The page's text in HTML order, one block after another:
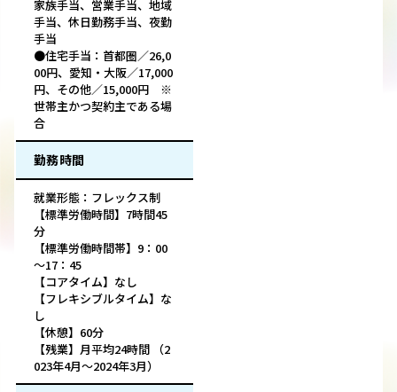
家族手当、営業手当、地域
手当、休日勤務手当、夜勤
手当
●住宅手当：首都圏／26,0
00円、愛知・大阪／17,000
円、その他／15,000円 ※
世帯主かつ契約主である場
合
勤務時間
就業形態：フレックス制
【標準労働時間】7時間45
分
【標準労働時間帯】9：00
～17：45
【コアタイム】なし
【フレキシブルタイム】な
し
【休憩】60分
【残業】月平均24時間 （2
023年4月～2024年3月）